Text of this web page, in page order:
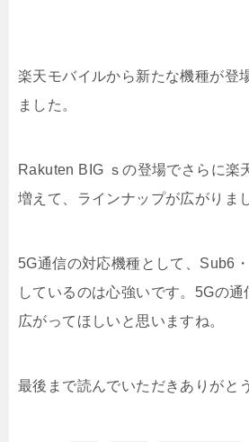
楽天モバイルから新たな機種が登
ました。
Rakuten BIG ｓの登場でさらに楽
増えて、ラインナップが広がりま
5G通信の対応機種として、Sub6
しているのは心強いです。5Gの
広がってほしいと思いますね。
最後まで読んでいただきありがと